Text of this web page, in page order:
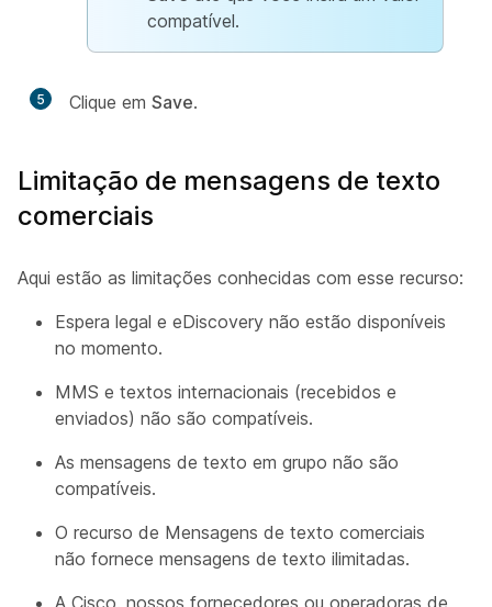
compatível.
5 Clique em Save.
Limitação de mensagens de texto
comerciais
Aqui estão as limitações conhecidas com esse recurso:
Espera legal e eDiscovery não estão disponíveis
no momento.
MMS e textos internacionais (recebidos e
enviados) não são compatíveis.
As mensagens de texto em grupo não são
compatíveis.
O recurso de Mensagens de texto comerciais
não fornece mensagens de texto ilimitadas.
A Cisco, nossos fornecedores ou operadoras de